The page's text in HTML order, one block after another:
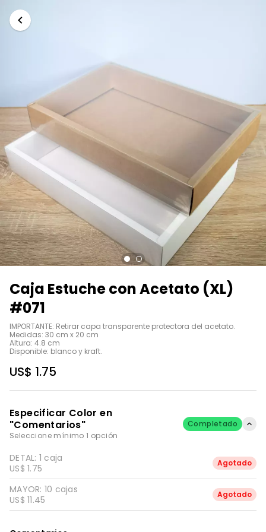
Caja Estuche con Acetato (XL)
#071
IMPORTANTE: Retirar capa transparente protectora del acetato.
Medidas: 30 cm x 20 cm
Altura: 4.8 cm
Disponible: blanco y kraft.
US$ 1.75
Especificar Color en
"Comentarios"
Seleccione mínimo 1 opción
Completado
DETAL: 1 caja
US$ 1.75
Agotado
MAYOR: 10 cajas
US$ 11.45
Agotado